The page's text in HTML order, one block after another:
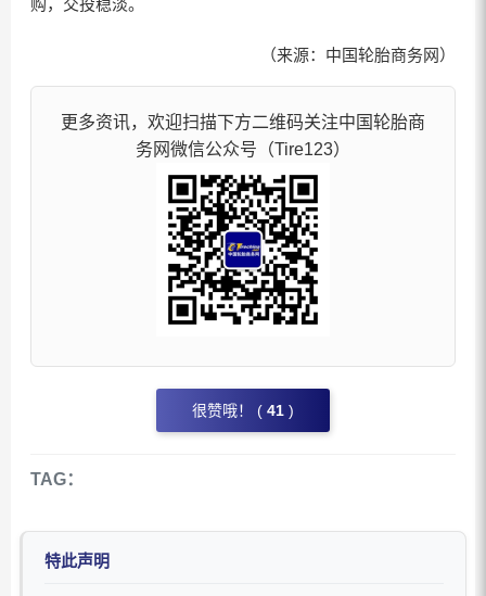
购，交投稳淡。
（来源：中国轮胎商务网）
更多资讯，欢迎扫描下方二维码关注中国轮胎商
务网微信公众号（Tire123）
很赞哦！ ( 41 )
TAG：
特此声明